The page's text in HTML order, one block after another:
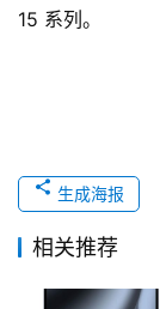
15 系列。
生成海报
相关推荐